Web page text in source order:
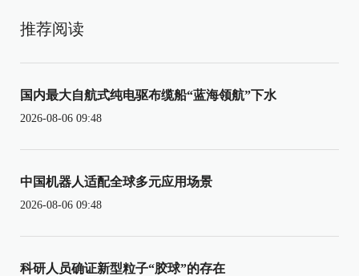
推荐阅读
国内最大自航式纯电驱布缆船“蓝海领航”下水
2026-08-06 09:48
中国机器人适配全球多元应用场景
2026-08-06 09:48
科研人员确证新型粒子“胶球”的存在